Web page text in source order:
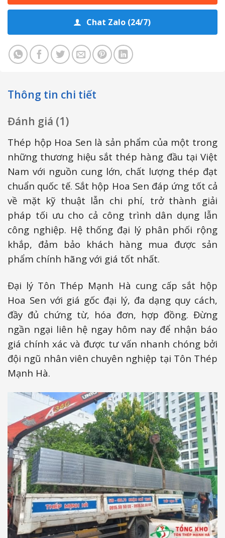
Chat Zalo (24/7)
Thông tin chi tiết
Đánh giá (1)
Thép hộp Hoa Sen là sản phẩm của một trong
những thương hiệu sắt thép hàng đầu tại Việt
Nam với nguồn cung lớn, chất lượng thép đạt
chuẩn quốc tế. Sắt hộp Hoa Sen đáp ứng tốt cả
về mặt kỹ thuật lẫn chi phí, trở thành giải
pháp tối ưu cho cả công trình dân dụng lẫn
công nghiệp. Hệ thống đại lý phân phối rộng
khắp, đảm bảo khách hàng mua được sản
phẩm chính hãng với giá tốt nhất.
Đại lý Tôn Thép Mạnh Hà cung cấp sắt hộp
Hoa Sen với giá gốc đại lý, đa dạng quy cách,
đầy đủ chứng từ, hóa đơn, hợp đồng. Đừng
ngần ngại liên hệ ngay hôm nay để nhận báo
giá chính xác và được tư vấn nhanh chóng bởi
đội ngũ nhân viên chuyên nghiệp tại Tôn Thép
Mạnh Hà.